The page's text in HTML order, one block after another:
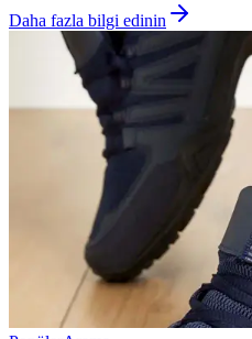
Daha fazla bilgi edinin